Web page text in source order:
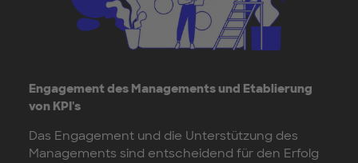
Engagement des Managements und Etablierung
von KPI's
Das Engagement und die Unterstützung des
Managements sind entscheidend für den Erfolg